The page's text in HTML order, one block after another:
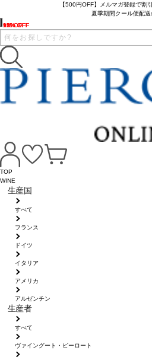
【500円OFF】メルマガ登録で割
夏季期間クール便配送
TOP
WINE
生産国
すべて
フランス
ドイツ
イタリア
アメリカ
アルゼンチン
生産者
すべて
ヴァイングート・ピーロート
13% OFF
9% OFF
9% OFF
12% OFF
16% OFF
15% OFF